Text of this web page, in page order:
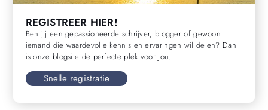
REGISTREER HIER!
Ben jij een gepassioneerde schrijver, blogger of gewoon
iemand die waardevolle kennis en ervaringen wil delen? Dan
is onze blogsite de perfecte plek voor jou.
Snelle registratie